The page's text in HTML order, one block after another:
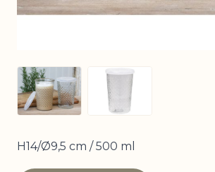
View larger imageView larger image
H14/Ø9,5 cm / 500 ml